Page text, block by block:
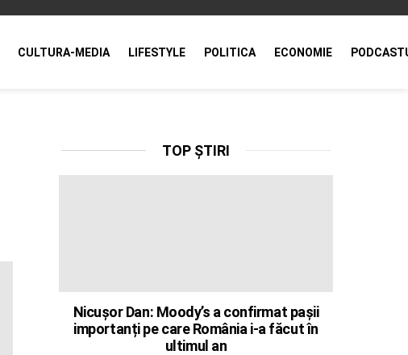
CULTURA-MEDIA LIFESTYLE POLITICA ECONOMIE
TOP ȘTIRI
Nicușor Dan: Moody’s a confirmat pașii
importanți pe care România i-a făcut în
ultimul an